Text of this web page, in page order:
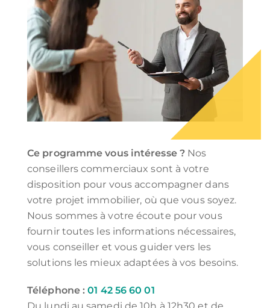
Ce programme vous intéresse ?Nos
conseillers commerciaux sont à votre
disposition pour vous accompagner dans
votre projet immobilier, où que vous soyez.
Nous sommes à votre écoute pour vous
fournir toutes les informations nécessaires,
vous conseiller et vous guider vers les
solutions les mieux adaptées à vos besoins.
Téléphone :01 42 56 60 01